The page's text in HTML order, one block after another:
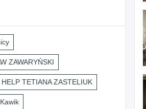
ZAWARYŃSKI
TETIANA ZASTELIUK